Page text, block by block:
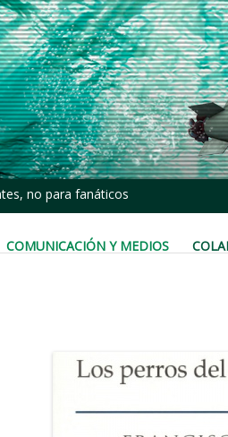
no para fanáticos
COMUNICACIÓN Y MEDIOS